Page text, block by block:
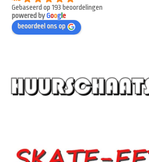
Gebaseerd op 193 beoordelingen
powered byGoogle
beoordeel ons op